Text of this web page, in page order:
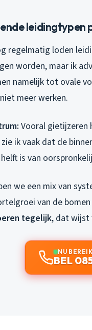
leidingtypen
regelmatig loden
worden, maar ik
namelijk tot ovale
meer werken.
Vooral gietijzeren
ik vaak dat de
is van
we een mix van
van de bomen
tegelijk, dat wijst
NU
BEL